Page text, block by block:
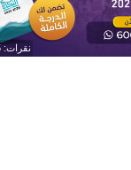
نقرات: 52215 / مشاهدات: 15417243